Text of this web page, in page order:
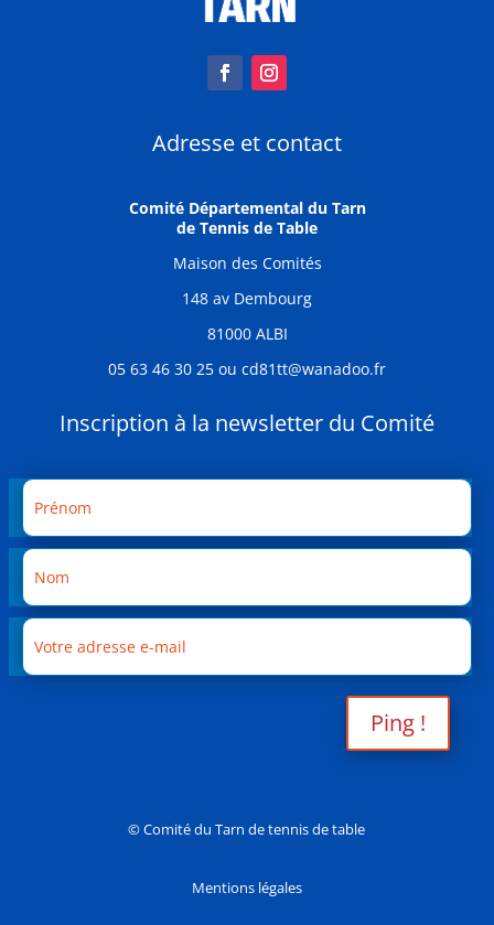
Adresse et contact
Comité Départemental du Tarn
de Tennis de Table
Maison des Comités
148 av Dembourg
81000 ALBI
05 63 46 30 25 ou cd81tt@wanadoo.fr
Inscription à la newsletter du Comité
Ping !
© Comité du Tarn de tennis de table
Mentions légales